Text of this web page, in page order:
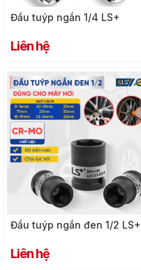
Đầu tuýp ngắn 1/4 LS+
Liên hệ
Đầu tuýp ngắn đen 1/2 LS+
Liên hệ